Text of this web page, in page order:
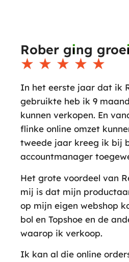
Rober ging groei
☆ ☆ ☆ ☆ ☆
In het eerste jaar dat ik
gebruikte heb ik 9
kunnen verkopen. En
flinke online omzet
tweede jaar kreeg ik bij
accountmanager
Het grote voordeel van
mij is dat mijn
op mijn eigen webshop
bol en Topshoe en de
waarop ik verkoop.
Ik kan al die online